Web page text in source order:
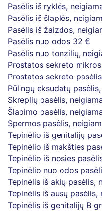
Pasėlis iš ryklės,
Pasėlis iš šlaplės,
Pasėlis iš žaizdos,
Pasėlis nuo odos 32 €
Pasėlis nuo tonzilių,
Prostatos sekreto
Prostatos sekreto
Pūlingų eksudatų
Skreplių pasėlis,
Šlapimo pasėlis,
Spermos pasėlis,
Tepinėlio iš genitalijų
Tepinėlio iš makšties
Tepinėlio iš nosies
Tepinėlio nuo odos
Tepinėlis iš akių pasėlis,
Tepinėlis iš ausų pasėlis,
Tepinėlis iš genitalijų B